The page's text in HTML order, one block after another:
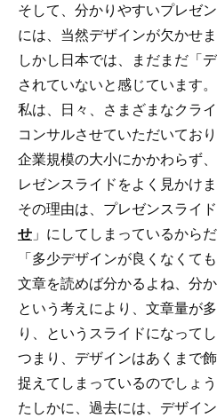
そして、分かりやすいプレゼ
には、当然デザインが欠かせま
しかし日本では、まだまだ「
されていないと感じています。
私は、日々、さまざまなクラ
コンサルさせていただいており
企業規模の大小にかかわらず
レゼンスライドをよく見かけま
その理由は、プレゼンスライ
せ 」にしてしまっているから
「多少デザインが良くなくて
文章を読めば分かるよね、分
という考えにより、文章量が
り、というスライドになってし
つまり、デザインはあくまで
捉えてしまっているのでしょう
たしかに、過去には、デザイ